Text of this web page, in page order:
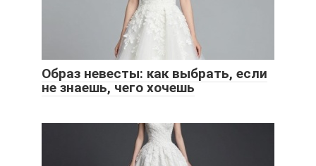
Образ невесты: как выбрать, если
не знаешь, чего хочешь